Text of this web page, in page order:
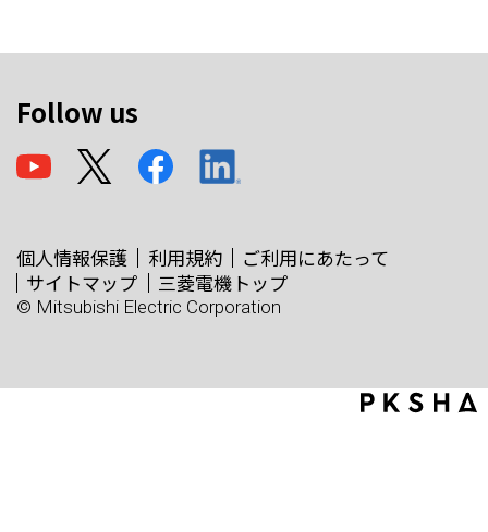
Follow us
個人情報保護 利用規約
ご利用にあたって
サイトマップ
三菱電機トップ
© Mitsubishi Electric Corporation